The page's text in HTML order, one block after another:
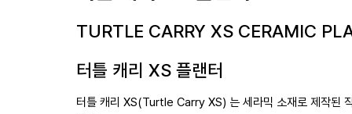
TURTLE CARRY XS CERAMIC
터틀 캐리 XS 플랜터
터틀 캐리 XS(Turtle Carry XS) 는 세라믹 소재로 제작된